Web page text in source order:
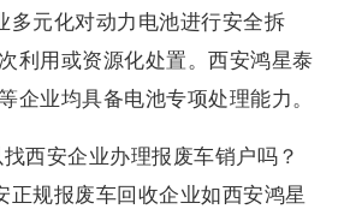
多元化对动力电池进行安全拆
利用或资源化处置。西安鸿星泰
企业均具备电池专项处理能力。
西安企业办理报废车销户吗？
正规报废车回收企业如西安鸿星